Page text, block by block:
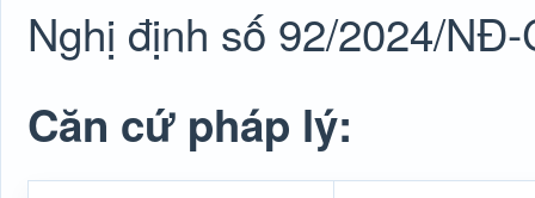
Nghị định số 92/2024/NĐ-
Căn cứ pháp lý: